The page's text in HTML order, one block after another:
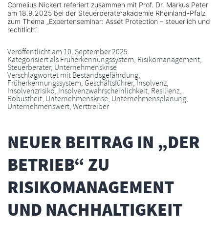
Cornelius Nickert referiert zusammen mit Prof. Dr. Markus Peter
am 18.9.2025 bei der Steuerberaterakademie Rheinland-Pfalz
zum Thema „Expertenseminar: Asset Protection – steuerlich und
rechtlich“.
Veröffentlicht am 10. September 2025
Kategorisiert alsFrüherkennungssystem, Risikomanagement,
Steuerberater, Unternehmenskrise
Verschlagwortet mitBestandsgefährdung,
Früherkennungssystem, Geschäftsführer,Insolvenz,
Insolvenzrisiko, Insolvenzwahrscheinlichkeit, Resilienz,
Robustheit, Unternehmenskrise, Unternehmensplanung,
Unternehmenswert,Werttreiber
NEUER BEITRAG IN „DER
BETRIEB“ ZU
RISIKOMANAGEMENT
UND NACHHALTIGKEIT